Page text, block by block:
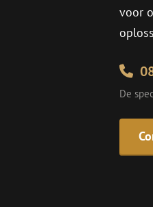
voor
De